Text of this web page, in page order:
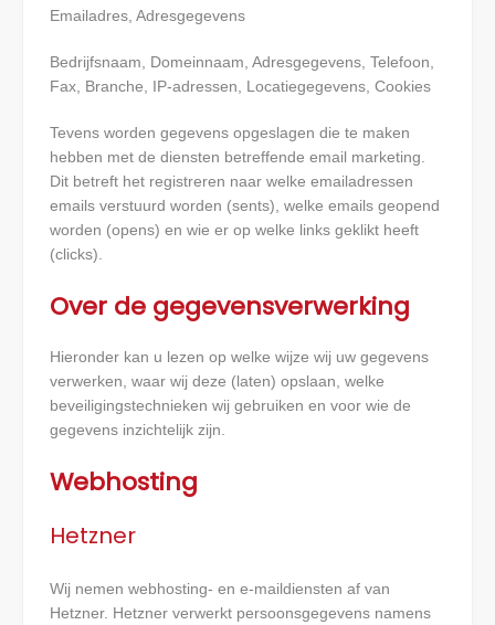
Emailadres, Adresgegevens
Bedrijfsnaam, Domeinnaam, Adresgegevens, Telefoon,
Fax, Branche, IP-adressen, Locatiegegevens, Cookies
Tevens worden gegevens opgeslagen die te maken
hebben met de diensten betreffende email marketing.
Dit betreft het registreren naar welke emailadressen
emails verstuurd worden (sents), welke emails geopend
worden (opens) en wie er op welke links geklikt heeft
(clicks).
Over de gegevensverwerking
Hieronder kan u lezen op welke wijze wij uw gegevens
verwerken, waar wij deze (laten) opslaan, welke
beveiligingstechnieken wij gebruiken en voor wie de
gegevens inzichtelijk zijn.
Webhosting
Hetzner
Wij nemen webhosting- en e-maildiensten af van
Hetzner. Hetzner verwerkt persoonsgegevens namens